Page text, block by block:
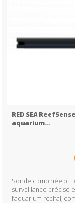
RED SEA
aquarium...
Sonde combinée pH
surveillance précise
l’aquarium récifal,